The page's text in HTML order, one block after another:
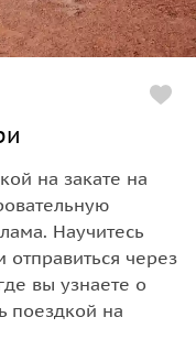
на закате на
Научитесь
через
вы узнаете о
поездкой на